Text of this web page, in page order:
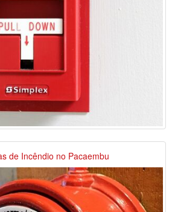
de Incêndio no Pacaembu